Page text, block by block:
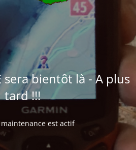
sera bientôt là - A plus
tard !!!
maintenance est actif